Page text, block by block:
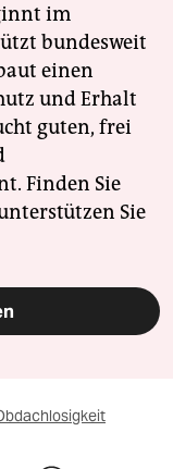
im
bundesweit
einen
und Erhalt
guten, frei
Finden Sie
Sie